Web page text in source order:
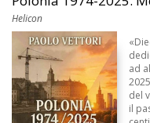
Helicon
ad
del
il